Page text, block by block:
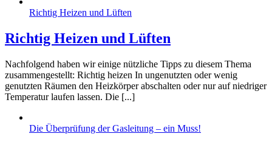
Richtig Heizen und Lüften
Richtig Heizen und Lüften
Nachfolgend haben wir einige nützliche Tipps zu diesem Thema
zusammengestellt: Richtig heizen In ungenutzten oder wenig
genutzten Räumen den Heizkörper abschalten oder nur auf niedriger
Temperatur laufen lassen. Die [...]
Die Überprüfung der Gasleitung – ein Muss!